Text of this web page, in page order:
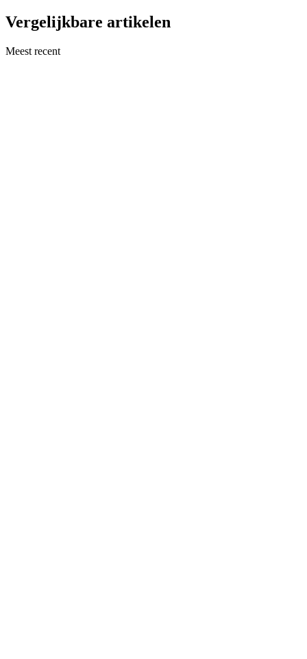
Vergelijkbare artikelen
Meest recent